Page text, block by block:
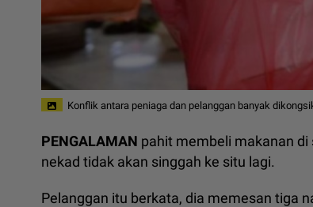
Konflik antara peniaga dan pelanggan banyak
PENGALAMAN pahit membeli makanan
nekad tidak akan singgah ke situ lagi.
Pelanggan itu berkata, dia memesan tiga